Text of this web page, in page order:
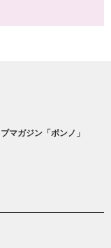
マガジン「ボンノ」